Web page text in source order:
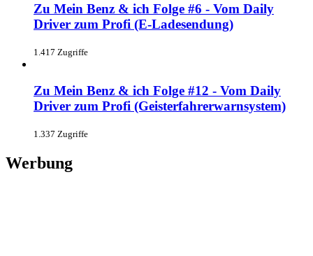
Zu Mein Benz & ich Folge #6 - Vom Daily
Driver zum Profi (E-Ladesendung)
1.417 Zugriffe
Zu Mein Benz & ich Folge #12 - Vom Daily
Driver zum Profi (Geisterfahrerwarnsystem)
1.337 Zugriffe
Werbung